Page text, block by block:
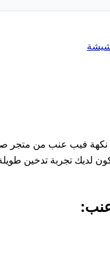
فيب عنب من متجر صب